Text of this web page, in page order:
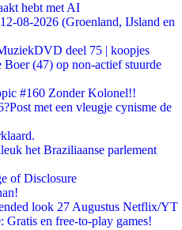
hebt met AI
08-2026 (Groenland, IJsland en
deel 75 | koopjes
(47) op non-actief stuurde
#160 Zonder Kolonel!!
met een vleugje cynisme de
het Braziliaanse parlement
of Disclosure
look 27 Augustus Netflix/YT
Gratis en free-to-play games!